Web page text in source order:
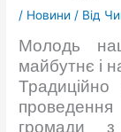
/ Новини / Від
Молодь
майбутнє і
Традиційно
громади з